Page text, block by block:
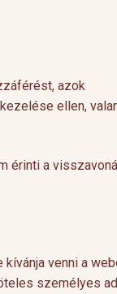
azok
ellen,
érinti a
venni a
személyes